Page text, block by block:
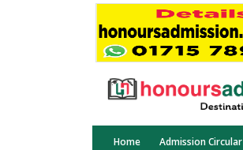
Home Admission Circular